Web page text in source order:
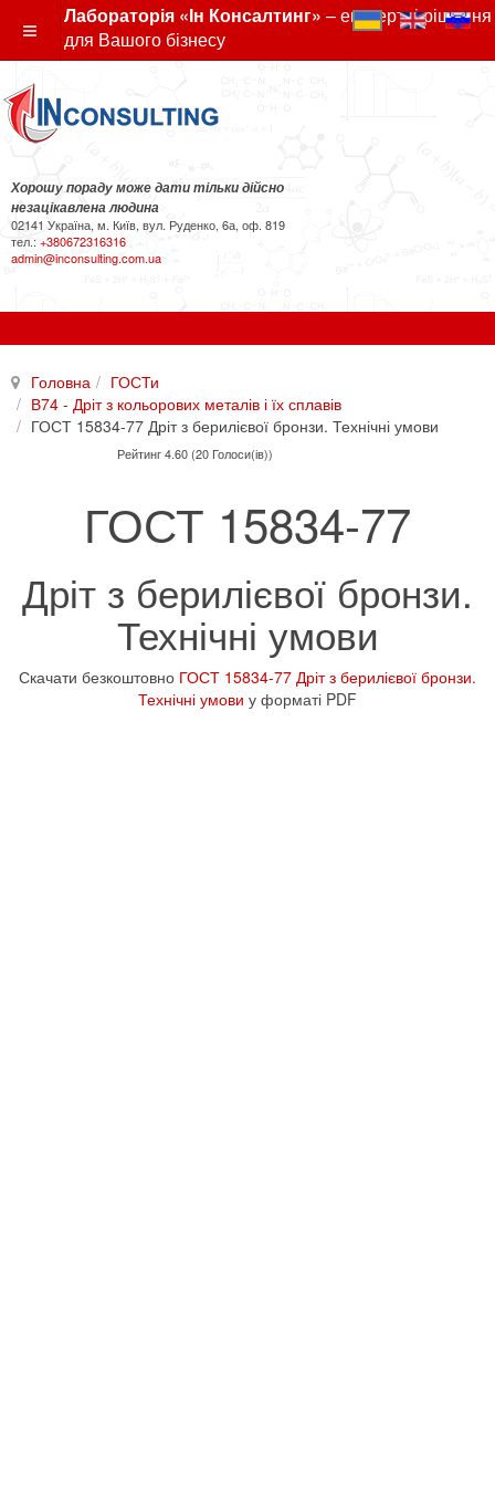
Лабораторія «Ін Консалтинг» – експертні рішення
для Вашого бізнесу
Хорошу пораду може дати тільки дійсно
незацікавлена людина
02141 Україна, м. Київ, вул. Руденко, 6а, оф. 819
тел.: +380672316316
admin@inconsulting.com.ua
Головна
ГОСТи
В74 - Дріт з кольорових металів і їх сплавів
ГОСТ 15834-77 Дріт з берилієвої бронзи. Технічні умови
Рейтинг 4.60 (20 Голоси(ів))
ГОСТ 15834-77
Дріт з берилієвої бронзи.
Технічні умови
Скачати безкоштовно ГОСТ 15834-77 Дріт з берилієвої бронзи.
Технічні умови у форматі PDF